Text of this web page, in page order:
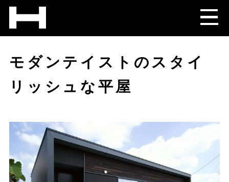
モダンテイストのスタイ
リッシュな平屋